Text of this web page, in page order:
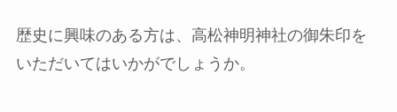
歴史に興味のある方は、高松神明神社の御朱印を
いただいてはいかがでしょうか。